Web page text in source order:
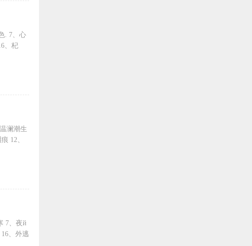
. 7、心
、杞
澜潮生
12、
7、夜й
、外逃